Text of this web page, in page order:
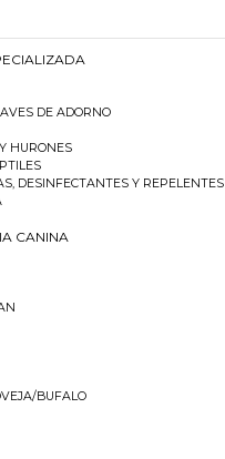
DE ADORNO
HURONES
DESINFECTANTES Y REPELENTES
CANINA
BUFALO